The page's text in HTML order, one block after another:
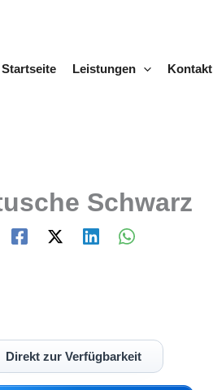
Startseite
Leistungen Kontakt
Schwarz
Direkt zur Verfügbarkeit